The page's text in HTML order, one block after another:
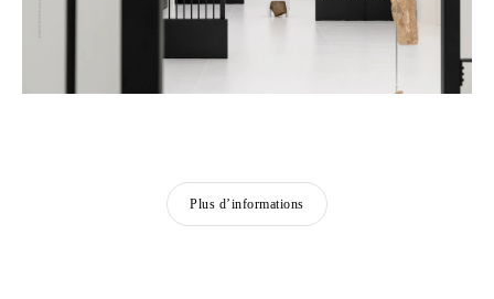
Plus d’informations